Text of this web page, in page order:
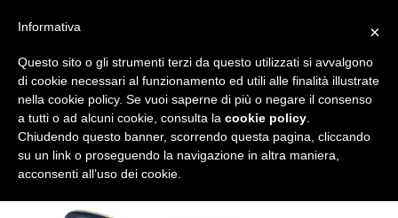
×
Informativa
Questo sito o gli strumenti terzi da questo utilizzati si avvalgono
di cookie necessari al funzionamento ed utili alle finalità illustrate
nella cookie policy. Se vuoi saperne di più o negare il consenso
a tutti o ad alcuni cookie, consulta la cookie policy
Chiudendo questo banner, scorrendo questa pagina, cliccando
su un link o proseguendo la navigazione in altra maniera,
acconsenti all’uso dei cookie.